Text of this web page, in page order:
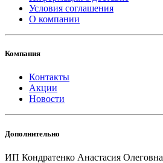
Условия соглашения
О компании
Компания
Контакты
Акции
Новости
Дополнительно
ИП Кондратенко Анастасия Олеговна